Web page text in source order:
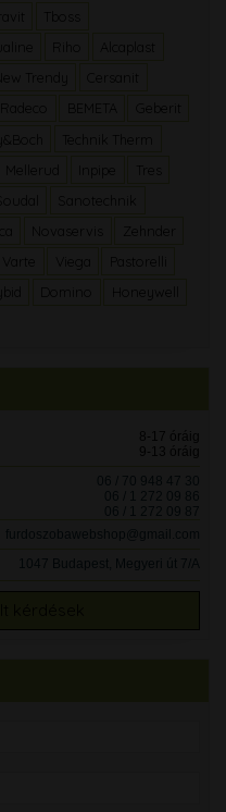
Tboss
Alcaplast
New Trendy
Cersanit
Radeco BEMETA
Geberit
Technik Therm
Mellerud Inpipe
Tres
Sanotechnik
Novaservis
Zehnder
Varte Viega
Pastorelli
Honeywell
8-17 óráig
9-13 óráig
06 / 70 948 47 30
06 / 1 272 09 86
06 / 1 272 09 87
furdoszobawebshop@gmail.com
1047 Budapest, Megyeri út 7/A